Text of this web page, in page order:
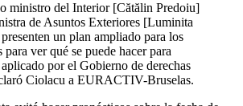
ministro del Interior [Cătălin Predoiu]
de Asuntos Exteriores [Luminita
un plan ampliado para los
para ver qué se puede hacer para
por el Gobierno de derechas
Ciolacu a EURACTIV-Bruselas.